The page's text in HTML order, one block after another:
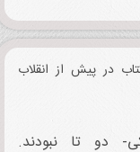
در پیش از انقلاب
دو تا نبودند.